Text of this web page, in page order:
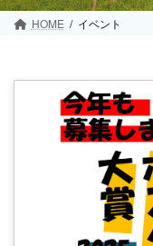
HOME イベント